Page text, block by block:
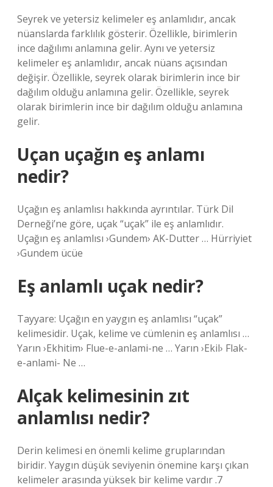
Seyrek ve yetersiz kelimeler eş anlamlıdır, ancak
nüanslarda farklılık gösterir. Özellikle, birimlerin
ince dağılımı anlamına gelir. Aynı ve yetersiz
kelimeler eş anlamlıdır, ancak nüans açısından
değişir. Özellikle, seyrek olarak birimlerin ince bir
dağılım olduğu anlamına gelir. Özellikle, seyrek
olarak birimlerin ince bir dağılım olduğu anlamına
gelir.
Uçan uçağın eş anlamı
nedir?
Uçağın eş anlamlısı hakkında ayrıntılar. Türk Dil
Derneği’ne göre, uçak “uçak” ile eş anlamlıdır.
Uçağın eş anlamlısı ›Gundem› AK-Dutter … Hürriyiet
›Gundem ücüe
Eş anlamlı uçak nedir?
Tayyare: Uçağın en yaygın eş anlamlısı “uçak”
kelimesidir. Uçak, kelime ve cümlenin eş anlamlısı …
Yarın ›Ekhitim› Flue-e-anlami-ne … Yarın ›Ekil› Flak-
e-anlami- Ne …
Alçak kelimesinin zıt
anlamlısı nedir?
Derin kelimesi en önemli kelime gruplarından
biridir. Yaygın düşük seviyenin önemine karşı çıkan
kelimeler arasında yüksek bir kelime vardır .7